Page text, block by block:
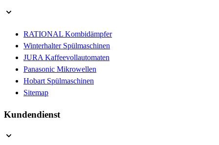
RATIONAL Kombidämpfer
Winterhalter Spülmaschinen
JURA Kaffeevollautomaten
Panasonic Mikrowellen
Hobart Spülmaschinen
Sitemap
Kundendienst